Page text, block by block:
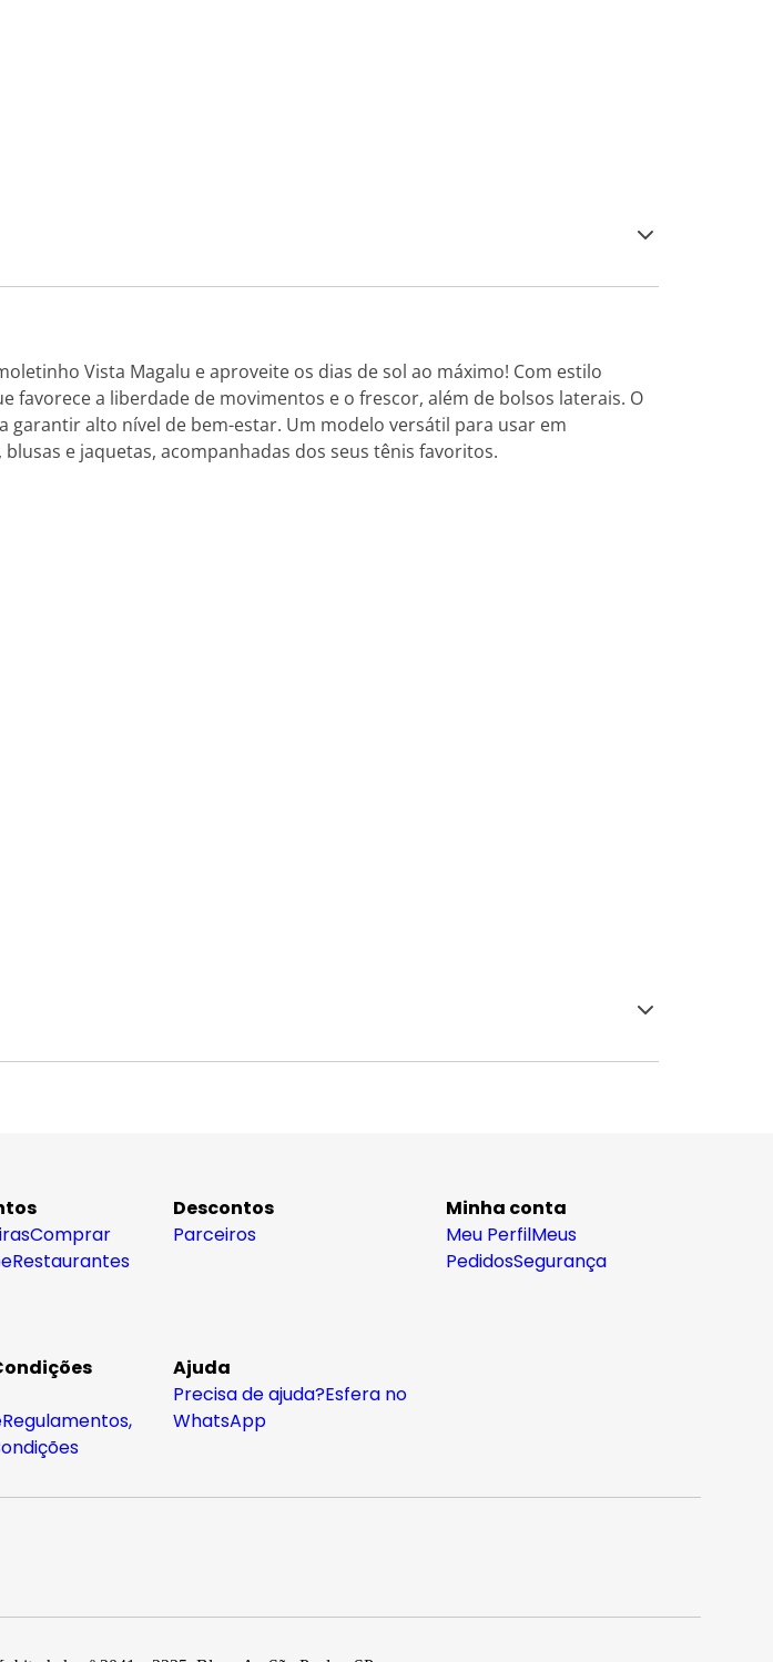
Vista Magalu e aproveite os dias de sol ao máximo! Com estilo
favorece a liberdade de movimentos e o frescor, além de bolsos laterais. O
alto nível de bem-estar. Um modelo versátil para usar em
e jaquetas, acompanhadas dos seus tênis favoritos.
Comprar
Restaurantes
Descontos
Parceiros
Minha conta
Meu PerfilMeus
PedidosSegurança
Regulamentos,
Ajuda
Precisa de ajuda?Esfera no
WhatsApp